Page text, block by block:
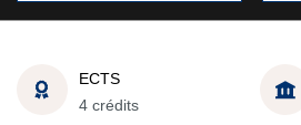
ECTS
4 crédits